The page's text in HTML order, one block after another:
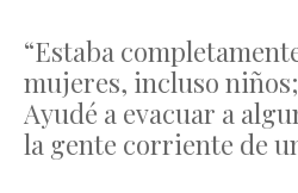
“Estaba
mujeres, incluso
Ayudé a evacuar a
la gente corriente de